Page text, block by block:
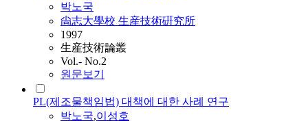
박노국
尙志大學校 生産技術硏究所
1997
生産技術論叢
Vol.- No.2
원문보기
PL(제조물책임법) 대책에 대한 사례 연구
박노국,이성호